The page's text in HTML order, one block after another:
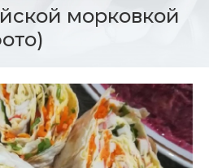
морковкой